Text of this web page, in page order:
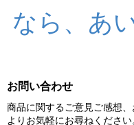
なら、あ
お問い合わせ
商品に関するご意見ご感想
よりお気軽にお尋ねください